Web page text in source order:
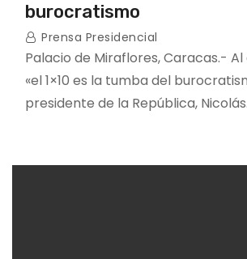
burocratismo
Prensa Presidencial
Palacio de Miraflores, Caracas.-
«el 1×10 es la tumba del
presidente de la República,